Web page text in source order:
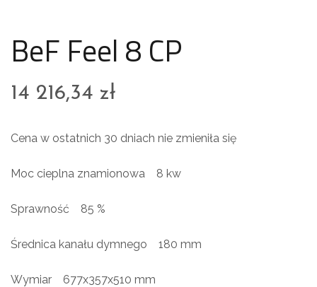
BeF Feel 8 CP
14 216,34 zł
Cena w ostatnich 30 dniach nie zmieniła się
Moc cieplna znamionowa 8 kw
Sprawność 85 %
Średnica kanału dymnego 180 mm
Wymiar 677x357x510 mm